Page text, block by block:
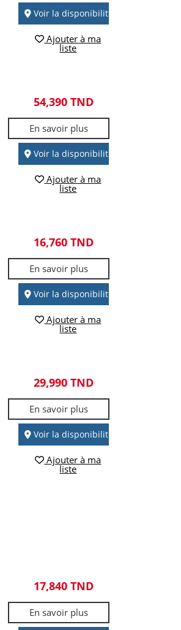
Voir la disponibilité
Ajouter à ma
liste
54,390 TND
En savoir plus
Voir la disponibilité
Ajouter à ma
liste
16,760 TND
En savoir plus
Voir la disponibilité
Ajouter à ma
liste
29,990 TND
En savoir plus
Voir la disponibilité
Ajouter à ma
liste
17,840 TND
En savoir plus